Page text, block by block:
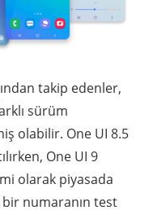
takip edenler,
sürüm
olabilir. One UI 8.5
One UI 9
olarak piyasada
numaranın test